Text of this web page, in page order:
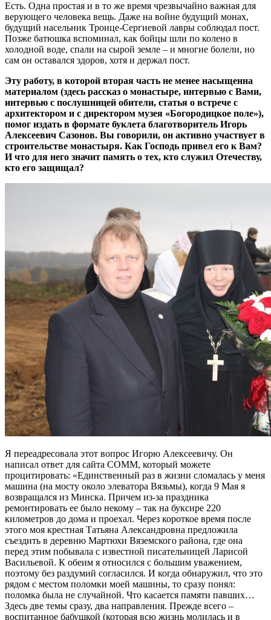
Есть. Одна простая и в то же время чрезвычайно важная для
верующего человека вещь. Даже на войне будущий монах,
будущий насельник Троице-Сергиевой лавры соблюдал пост.
Позже батюшка вспоминал, как бойцы шли по колено в
холодной воде, спали на сырой земле – и многие болели, но
сам он оставался здоров, хотя и держал пост.
Эту работу, в которой вторая часть не менее насыщенна
материалом (здесь рассказ о монастыре, интервью с Вами,
интервью с послушницей обители, статья о встрече с
архитектором и с директором музея «Богородицкое поле»),
помог издать в формате буклета благотворитель Игорь
Алексеевич Сазонов. Вы говорили, он активно участвует в
строительстве монастыря. Как Господь привел его к Вам?
И что для него значит память о тех, кто служил Отечеству,
кто его защищал?
Я переадресовала этот вопрос Игорю Алексеевичу. Он
написал ответ для сайта СОММ, который можете
процитировать: «Единственный раз в жизни сломалась у меня
машина (на мосту около элеватора Вязьмы), когда 9 Мая я
возвращался из Минска. Причем из-за праздника
ремонтировать ее было некому – так на буксире 220
километров до дома и проехал. Через короткое время после
этого моя крестная Татьяна Александровна предложила
съездить в деревню Мартюхи Вяземского района, где она
перед этим побывала с известной писательницей Ларисой
Васильевой. К обеим я относился с большим уважением,
поэтому без раздумий согласился. И когда обнаружил, что это
рядом с местом поломки моей машины, то сразу понял:
поломка была не случайной. Что касается памяти павших…
Здесь две темы сразу, два направления. Прежде всего –
воспитанное бабушкой (которая всю жизнь молилась и в